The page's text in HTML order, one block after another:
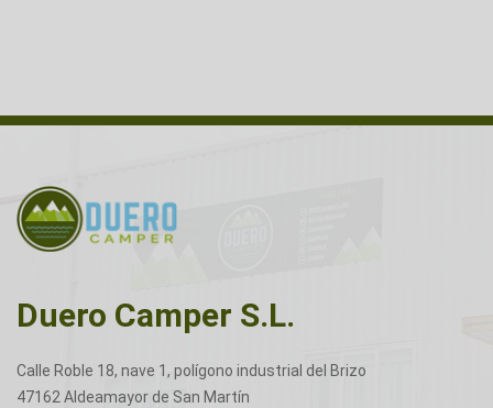
Duero Camper S.L.
Calle Roble 18, nave 1, polígono industrial del Brizo
47162 Aldeamayor de San Martín